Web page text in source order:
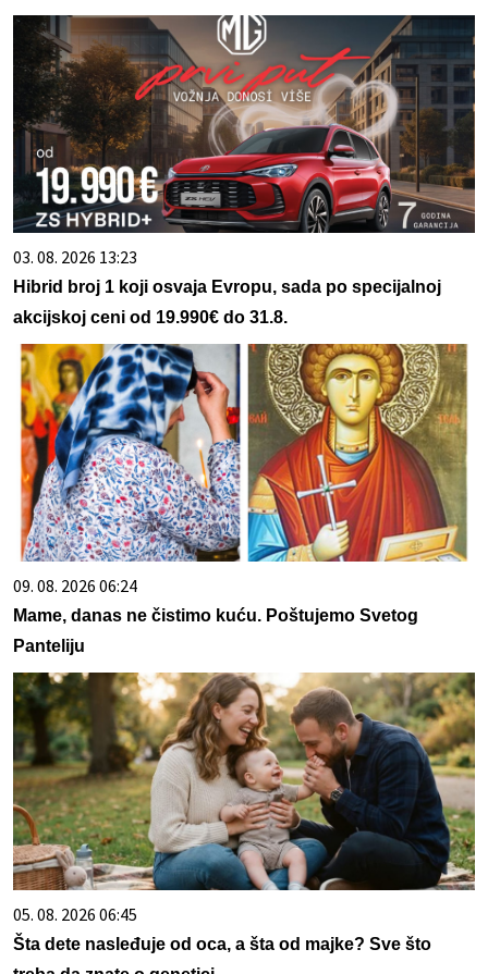
03. 08. 2026 13:23
Hibrid broj 1 koji osvaja Evropu, sada po specijalnoj
akcijskoj ceni od 19.990€ do 31.8.
09. 08. 2026 06:24
Mame, danas ne čistimo kuću. Poštujemo Svetog
Panteliju
05. 08. 2026 06:45
Šta dete nasleđuje od oca, a šta od majke? Sve što